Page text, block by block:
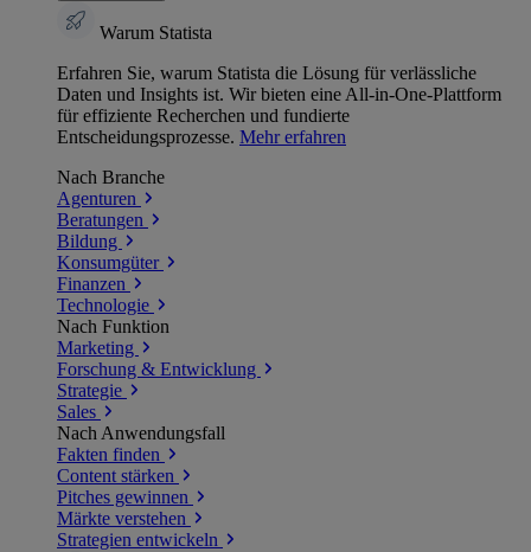
Warum Statista
Erfahren Sie, warum Statista die Lösung für verlässliche
Daten und Insights ist. Wir bieten eine All-in-One-Plattform
für effiziente Recherchen und fundierte
Entscheidungsprozesse. Mehr erfahren
Nach Branche
Agenturen
Beratungen
Bildung
Konsumgüter
Finanzen
Technologie
Nach Funktion
Marketing
Forschung & Entwicklung
Strategie
Sales
Nach Anwendungsfall
Fakten finden
Content stärken
Pitches gewinnen
Märkte verstehen
Strategien entwickeln